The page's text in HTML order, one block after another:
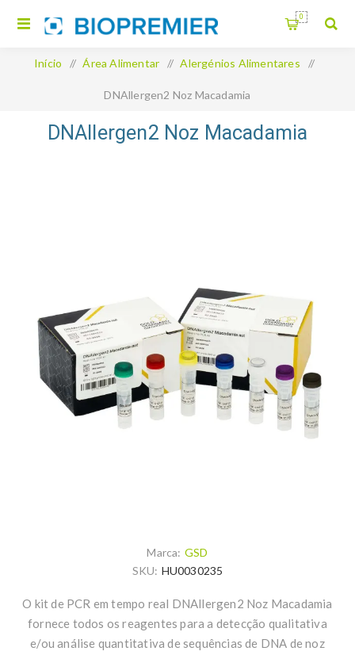
0
Início / Área Alimentar / Alergénios Alimentares /
DNAllergen2 Noz Macadamia
DNAllergen2 Noz Macadamia
Marca: GSD
SKU: HU0030235
O kit de PCR em tempo real DNAllergen2 Noz Macadamia
fornece todos os reagentes para a detecção qualitativa
e/ou análise quantitativa de sequências de DNA de noz